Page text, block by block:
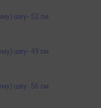
шву- 52 см
шву- 49 см
шву- 56 см